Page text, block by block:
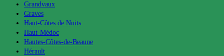
Grandvaux
Graves
Haut-Côtes de Nuits
Haut-Médoc
Hautes-Côtes-de-Beaune
Hérault